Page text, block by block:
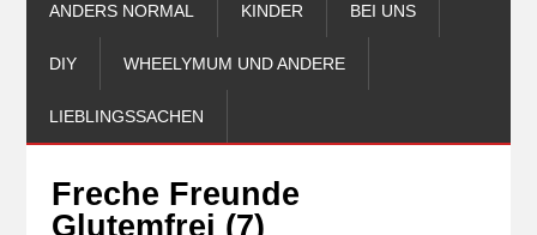
ANDERS NORMAL KINDER BEI UNS
DIY WHEELYMUM UND ANDERE
LIEBLINGSSACHEN
Freche Freunde
Glutemfrei (7)